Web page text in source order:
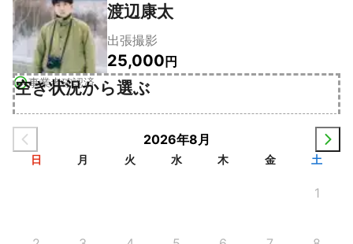
事業者確認済
渡辺康太
出張撮影
25,000円
空き状況から選ぶ
2026年8月
日 月 火 水 木 金 土
1